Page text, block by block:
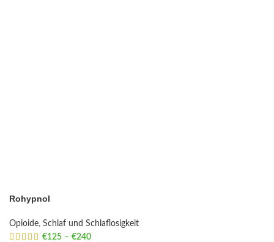
Rohypnol
Opioide, Schlaf und Schlaflosigkeit
€125 – €240